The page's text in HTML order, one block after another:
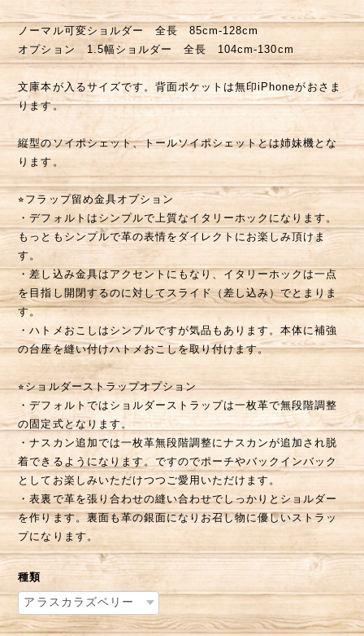
ノーマル可変ショルダー 全長 85cm-128cm
オプション 1.5幅ショルダー 全長 104cm-130cm
文庫本が入るサイズです。背面ポケットは無印iPhoneがおさま
ります。
縦型のソイポシェット、トールソイポシェットとは姉妹機とな
ります。
⭐︎フラップ留め金具オプション
・デフォルトはシンプルで上質なイタリーホックになります。
もっともシンプルで革の表情をダイレクトにお楽しみ頂けま
す。
・差し込み金具はアクセントにもなり、イタリーホックは一点
を目指し開閉するのに対してスライド（差し込み）でとまりま
す。
・ハトメおこしはシンプルですが気品もあります。本体に補強
の台座を縫い付けハトメおこしを取り付けます。
⭐︎ショルダーストラップオプション
・デフォルトではショルダーストラップは一枚革で無段階調整
の固定式となります。
・ナスカン追加では一枚革無段階調整にナスカンが追加され脱
着できるようになります。ですのでポーチやバックインバック
としてお楽しみいただけつつご愛用いただけます。
・表裏で革を張り合わせの縫い合わせでしっかりとショルダー
を作ります。裏面も革の銀面になりお召し物に優しいストラッ
プになります。
種類